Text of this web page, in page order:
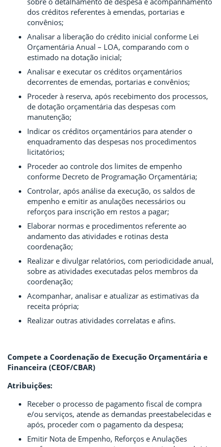
dos créditos referentes à emendas, portarias e
convênios;
Analisar a liberação do crédito inicial conforme Lei
Orçamentária Anual – LOA, comparando com o
estimado na dotação inicial;
Analisar e executar os créditos orçamentários
decorrentes de emendas, portarias e convênios;
Proceder à reserva, após recebimento dos processos,
de dotação orçamentária das despesas com
manutenção;
Indicar os créditos orçamentários para atender o
enquadramento das despesas nos procedimentos
licitatórios;
Proceder ao controle dos limites de empenho
conforme Decreto de Programação Orçamentária;
Controlar, após análise da execução, os saldos de
empenho e emitir as anulações necessários ou
reforços para inscrição em restos a pagar;
Elaborar normas e procedimentos referente ao
andamento das atividades e rotinas desta
coordenação;
Realizar e divulgar relatórios, com periodicidade anual,
sobre as atividades executadas pelos membros da
coordenação;
Acompanhar, analisar e atualizar as estimativas da
receita própria;
Realizar outras atividades correlatas e afins.
Compete a Coordenação de Execução Orçamentária e
Financeira (CEOF/CBAR)
Atribuições:
Receber o processo de pagamento fiscal de compra
e/ou serviços, atende as demandas preestabelecidas e
após, proceder com o pagamento da despesa;
Emitir Nota de Empenho, Reforços e Anulações